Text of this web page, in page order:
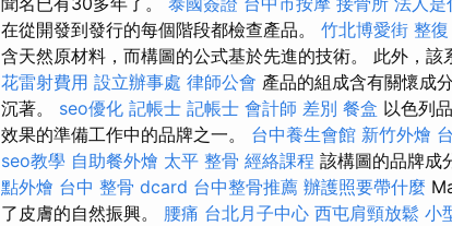
在從開發到發行的每個階段都檢查產品。 竹北博愛街 整復
含天然原材料，而構圖的公式基於先進的技術。 此外，該
花雷射費用 設立辦事處 律師公會 產品的組成含有關懷成
沉著。 seo優化 記帳士 記帳士 會計師 差別 餐盒 以色列
效果的準備工作中的品牌之一。 台中養生會館 新竹外燴
seo教學 自助餐外燴 太平 整骨 經絡課程 該構圖的品牌成
點外燴 台中 整骨 dcard 台中整骨推薦 辦護照要帶什麼
了皮膚的自然振興。 腰痛 台北月子中心 西屯肩頸放鬆 小